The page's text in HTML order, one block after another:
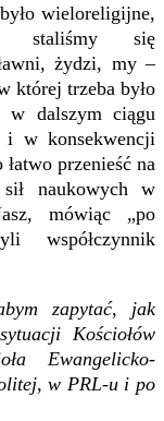
wieloreligijne,
staliśmy się
żydzi, my –
której trzeba było
dalszym ciągu
i w konsekwencji
przenieść na
naukowych w
mówiąc „po
współczynnik
zapytać, jak
Kościołów
Ewangelicko-
w PRL-u i po